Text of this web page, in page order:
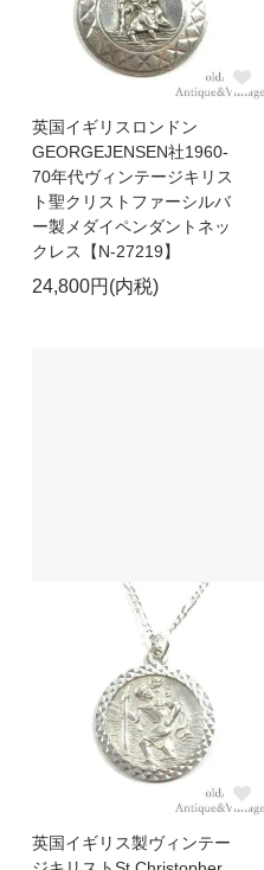
英国イギリスロンドン
GEORGEJENSEN社1960-
70年代ヴィンテージキリス
ト聖クリストファーシルバ
ー製メダイペンダントネッ
クレス【N-27219】
24,800円(内税)
英国イギリス製ヴィンテー